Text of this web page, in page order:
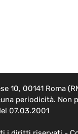
10, 00141 Roma
periodicità.
07.03.2001